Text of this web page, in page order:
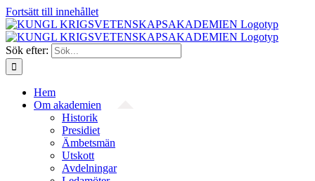
Fortsätt till innehållet
Sök efter:
Hem
Om akademien
Historik
Presidiet
Ämbetsmän
Utskott
Avdelningar